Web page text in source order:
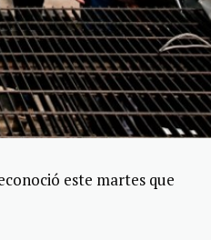
este martes que